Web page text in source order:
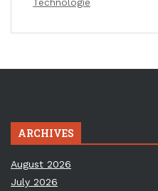
ARCHIVES
August 2026
July 2026